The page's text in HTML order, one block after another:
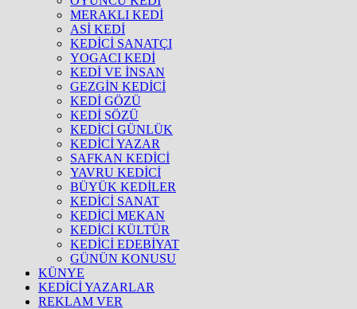
MERAKLI KEDİ
ASİ KEDİ
KEDİCİ SANATÇI
YOGACI KEDİ
KEDİ VE İNSAN
GEZGİN KEDİCİ
KEDİ GÖZÜ
KEDİ SÖZÜ
KEDİCİ GÜNLÜK
KEDİCİ YAZAR
SAFKAN KEDİCİ
YAVRU KEDİCİ
BÜYÜK KEDİLER
KEDİCİ SANAT
KEDİCİ MEKAN
KEDİCİ KÜLTÜR
KEDİCİ EDEBİYAT
GÜNÜN KONUSU
KÜNYE
KEDİCİ YAZARLAR
REKLAM VER